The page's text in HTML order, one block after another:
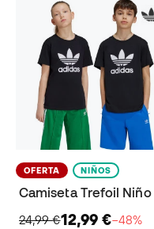
OFERTA NIÑOS
Camiseta Trefoil Niño
24,99 €12,99 €−48%